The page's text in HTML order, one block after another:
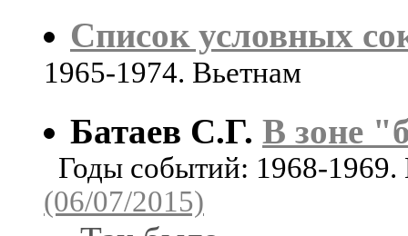
Список условных
1965-1974. Вьетнам
Батаев С.Г. В зоне
Годы событий: 1968-
(06/07/2015)